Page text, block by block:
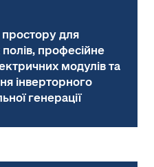
для
професійне
модулів та
інверторного
генерації